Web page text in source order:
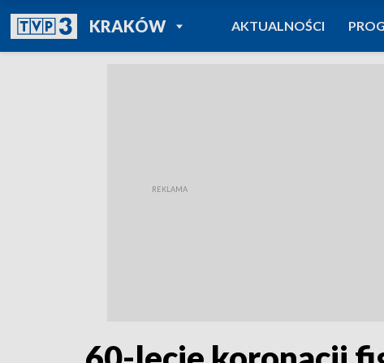
KRAKÓWPOWRÓT DO
TVP REGIONY
AKTUALNOŚCI